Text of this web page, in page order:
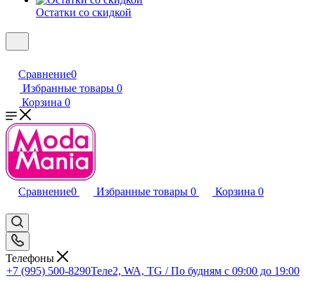
Остатки со скидкой
Сравнение0
Избранные товары 0
Корзина 0
Сравнение0 Избранные товары 0 Корзина 0
Телефоны
+7 (995) 500-8290Теле2, WA, TG / По будням c 09:00 до 19:00